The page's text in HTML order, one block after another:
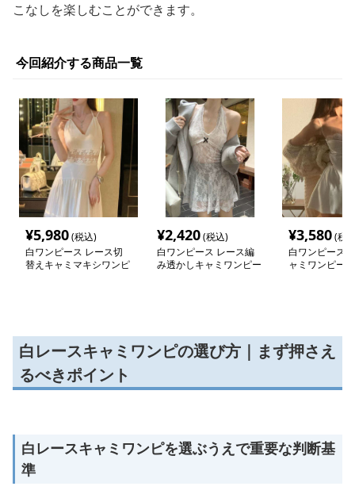
こなしを楽しむことができます。
今回紹介する商品一覧
¥5,980(税込)
白ワンピース レース切
替えキャミマキシワンピ
¥2,420(税込)
白ワンピース レース編
み透かしキャミワンピー
¥3,580(税
白ワンピース
ャミワンピース
白レースキャミワンピの選び方｜まず押さえ
るべきポイント
白レースキャミワンピを選ぶうえで重要な判断基
準